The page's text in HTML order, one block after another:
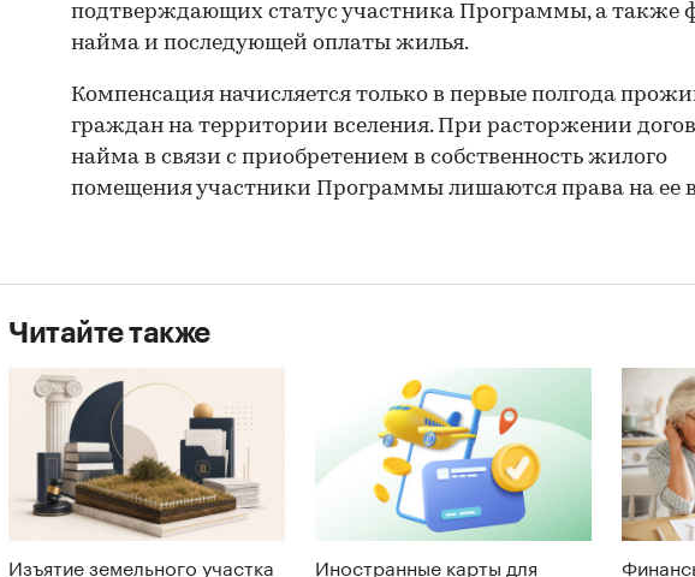
подтверждающих статус участника Программы, а также
найма и последующей оплаты жилья.
Компенсация начисляется только в первые полгода
граждан на территории вселения. При расторжении
найма в связи с приобретением в собственность жилого
помещения участники Программы лишаются права на ее
Читайте также
Изъятие земельного участка
Иностранные карты для